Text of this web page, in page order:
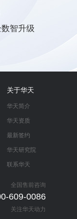
智升级
关于华天
华天简介
华天资质
最新签约
华天研究院
联系华天
全国售前咨询
609-0086
关注华天动力